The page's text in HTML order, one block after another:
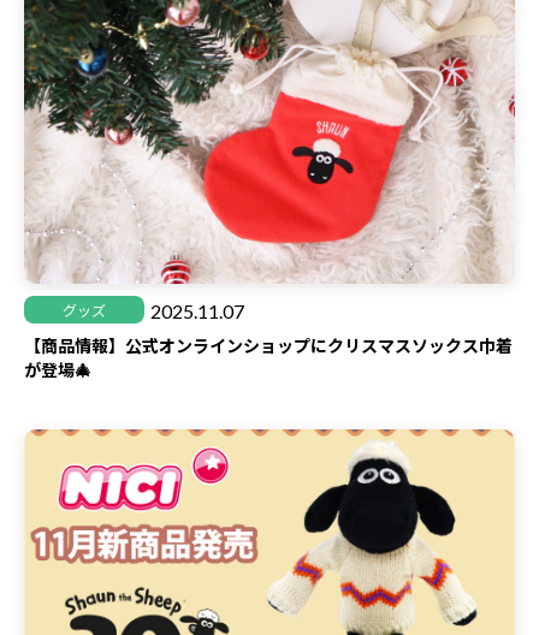
グッズ 2025.11.07
【商品情報】公式オンラインショップにクリスマスソックス巾着
が登場🎄